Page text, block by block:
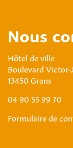
Nous
Hôtel de ville
Boulevard
13450 Grans
04 90 55 99 70
Formulaire de